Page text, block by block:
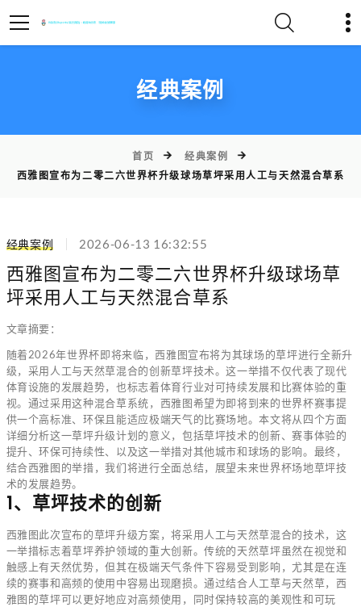
经典案例
首页
经典案例
西雅图宣布为二零二六世界杯升级球场草坪采用人工与天然混合草系
经典案例 2026-06-13 16:32:55
西雅图宣布为二零二六世界杯升级球场草
坪采用人工与天然混合草系
文章摘要：
随着2026年世界杯即将来临，西雅图宣布将为其球场的草坪进行全新升
级，采用人工与天然草混合的创新草坪技术。这一举措不仅代表了现代
体育设施的发展趋势，也标志着体育行业对可持续发展和比赛体验的重
视。通过采用这种混合草系统，西雅图希望为即将到来的世界杯赛事提
供一个高标准、环保且能适应极端天气的比赛场地。本文将从四个方面
详细分析这一草坪升级计划的意义，包括草坪技术的创新、赛事体验的
提升、环保可持续性、以及这一举措对其他城市和球场的影响。最终，
结合西雅图的举措，我们将进行全面总结，展望未来世界杯场地草坪技
术的发展趋势。
1、草坪技术的创新
西雅图此次宣布的草坪升级方案，将采用人工与天然草混合的技术，这
一举措标志着草坪养护领域的重大创新。传统的天然草坪虽然在视觉和
触感上有天然优势，但其在极端天气条件下容易受到影响，尤其是在连
续的赛事和高频的使用中容易出现磨损。通过结合人工草与天然草，西
雅图的草坪可以更好地应对高频使用，同时保持较高的美观性和可玩